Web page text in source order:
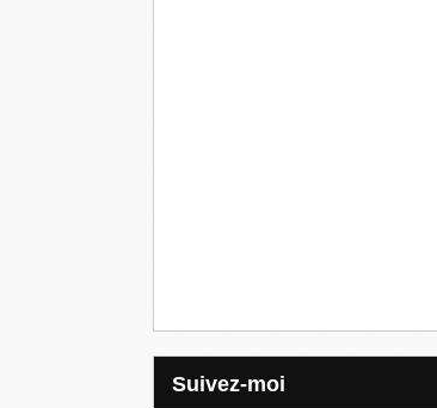
Suivez-moi